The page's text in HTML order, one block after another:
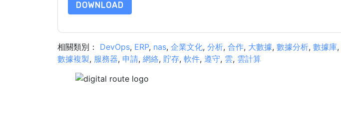
DOWNLOAD
相關類別： DevOps, ERP, nas, 企業文化, 分析, 合作, 大數據, 數據分析, 數據庫,
數據複製, 服務器, 申請, 網絡, 貯存, 軟件, 遵守, 雲, 雲計算